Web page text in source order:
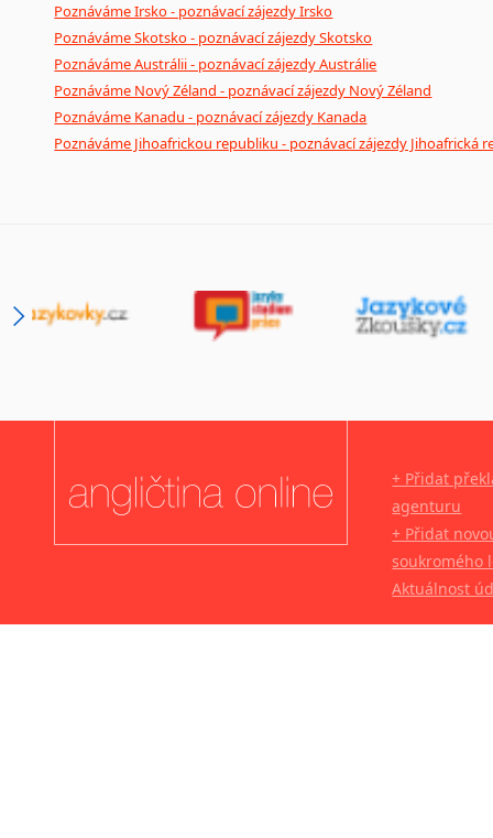
Poznáváme Irsko - poznávací zájezdy Irsko
Poznáváme Skotsko - poznávací zájezdy Skotsko
Poznáváme Austrálii - poznávací zájezdy Austrálie
Poznáváme Nový Zéland - poznávací zájezdy Nový Zéland
Poznáváme Kanadu - poznávací zájezdy Kanada
Poznáváme Jihoafrickou republiku - poznávací zájezdy Jihoafrická
+ Přidat
agenturu
+ Přidat
soukromého
Aktuálnost